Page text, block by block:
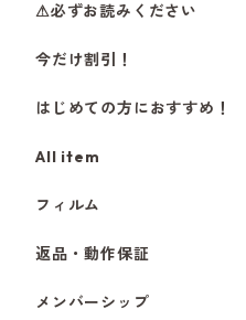
⚠必ずお読みください
今だけ割引！
はじめての方におすすめ！
All item
フィルム
返品・動作保証
メンバーシップ